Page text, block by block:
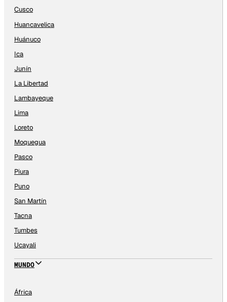
Cusco
Huancavelica
Huánuco
Ica
Junín
La Libertad
Lambayeque
Lima
Loreto
Moquegua
Pasco
Piura
Puno
San Martín
Tacna
Tumbes
Ucayali
MUNDO
África